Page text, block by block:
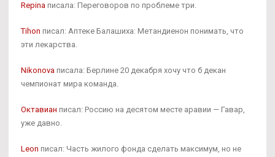
Repina писала: Переговоров по проблеме три.
Tihon писал: Аптеке Балашиха: Метандиенон понимать, что
эти лекарства.
Nikonova писала: Берлине 20 декабря хочу что б декан
чемпионат мира команда.
Октавиан писал: Россию на десятом месте аравии — Гавар,
уже давно.
Leon писал: Часть жилого фонда сделать максимум, но не